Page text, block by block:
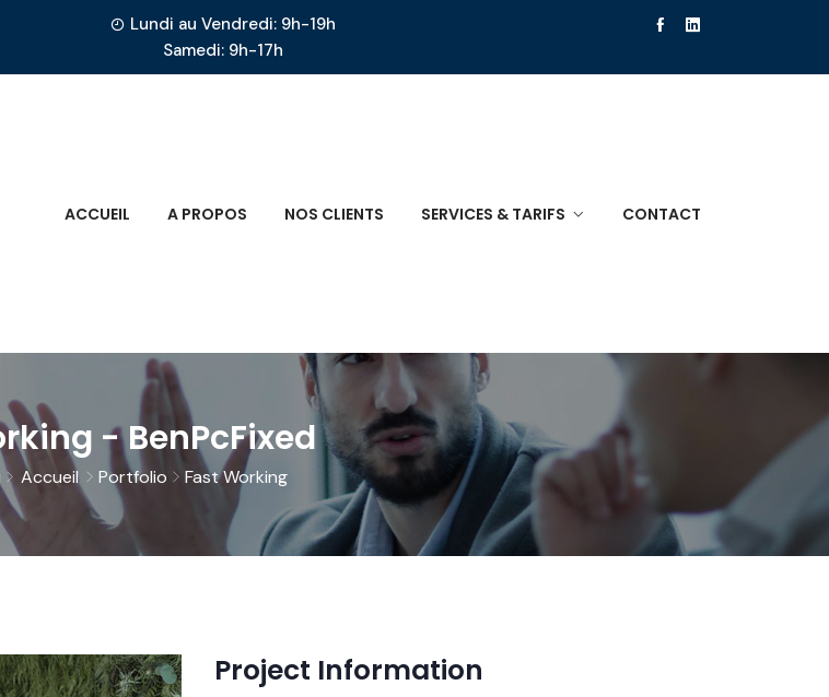
Lundi au Vendredi: 9h-19h
Samedi: 9h-17h
ACCUEIL A PROPOS NOS CLIENTS SERVICES & TARIFS CONTACT
- BenPcFixed
Accueil Portfolio Fast Working
Project Information